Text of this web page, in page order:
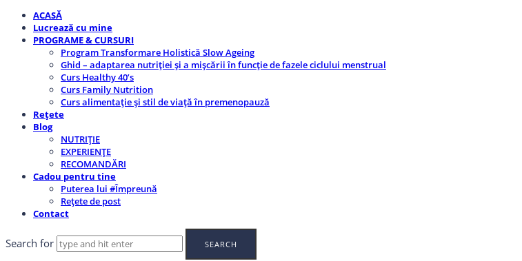
ACASĂ
Lucrează cu mine
PROGRAME & CURSURI
Program Transformare Holistică Slow Ageing
Ghid – adaptarea nutriției și a mișcării în funcție de fazele ciclului menstrual
Curs Healthy 40’s
Curs Family Nutrition
Curs alimentație și stil de viață în premenopauză
Rețete
Blog
NUTRIȚIE
EXPERIENȚE
RECOMANDĂRI
Cadou pentru tine
Puterea lui #Împreună
Rețete de post
Contact
Search for